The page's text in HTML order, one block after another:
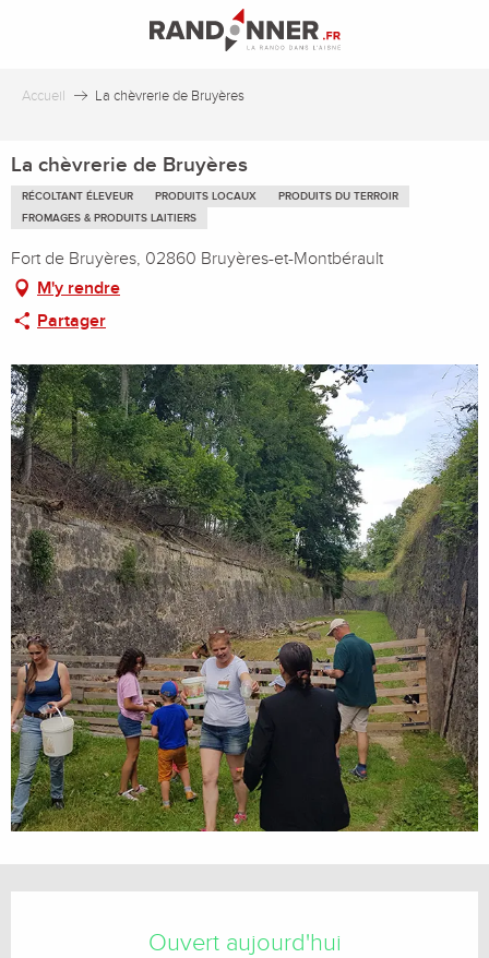
principal
Accueil La chèvrerie de Bruyères
La chèvrerie de Bruyères
RÉCOLTANT ÉLEVEUR PRODUITS LOCAUX
PRODUITS DU TERROIR
FROMAGES & PRODUITS LAITIERS
Fort de Bruyères, 02860 Bruyères-et-Montbérault
M'y rendre
Partager
Ouvert aujourd'hui